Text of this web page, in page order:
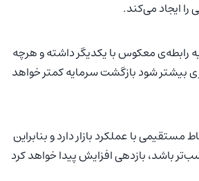
را ایجاد می‌کند.
رابطه‌ی معکوس با یکدیگر داشته و هرچه
بیشتر شود بازگشت سرمایه کمتر خواهد
مستقیمی با عملکرد بازار دارد و بنابراین
باشد، بازدهی افزایش پیدا خواهد کرد